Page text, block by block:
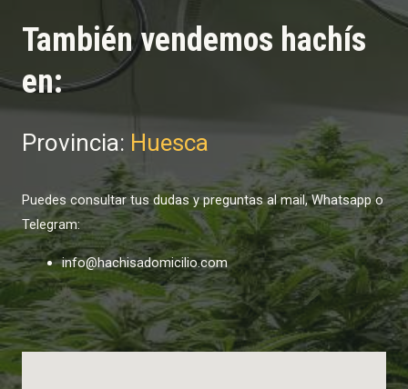
También vendemos hachís
en:
Provincia: Huesca
Puedes consultar tus dudas y preguntas al mail, Whatsapp o
Telegram:
info@hachisadomicilio.com